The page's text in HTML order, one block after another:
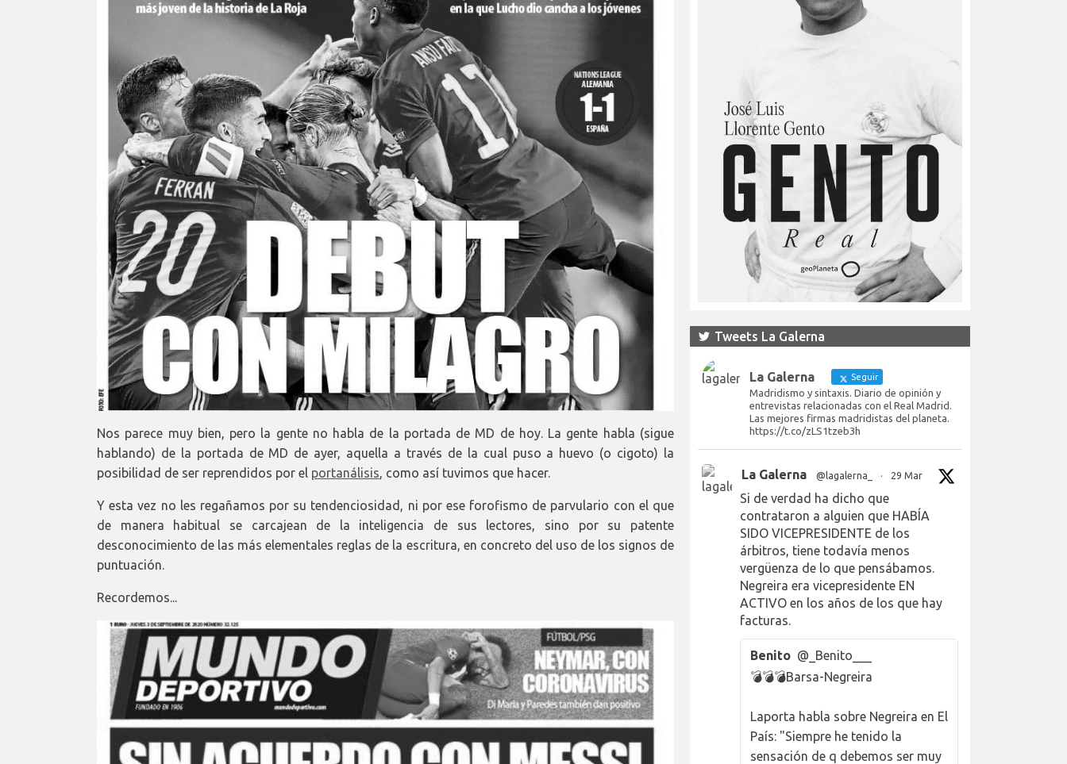
Nos parece muy bien, pero la gente no habla de la portada de MD de hoy. La gente habla (sigue
hablando) de la portada de MD de ayer, aquella a través de la cual puso a huevo (o cigoto) la
posibilidad de ser reprendidos por el portanálisis, como así tuvimos que hacer.
Y esta vez no les regañamos por su tendenciosidad, ni por ese forofismo de parvulario con el que
de manera habitual se carcajean de la inteligencia de sus lectores, sino por su patente
desconocimiento de las más elementales reglas de la escritura, en concreto del uso de los signos de
puntuación.
Recordemos...
Tweets La Galerna
La Galerna Seguir
Madridismo y sintaxis. Diario de opinión y
entrevistas relacionadas con el Real Madrid.
Las mejores firmas madridistas del planeta.
https://t.co/zLS1tzeb3h
La Galerna @lagalerna_ · 29 Mar
Si de verdad ha dicho que
contrataron a alguien que HABÍA
SIDO VICEPRESIDENTE de los
árbitros, tiene todavía menos
vergüenza de lo que pensábamos.
Negreira era vicepresidente EN
ACTIVO en los años de los que hay
facturas.
Benito @_Benito___
💣💣💣Barsa-Negreira
Laporta habla sobre Negreira en El
País: "Siempre he tenido la
sensación de q debemos ser muy